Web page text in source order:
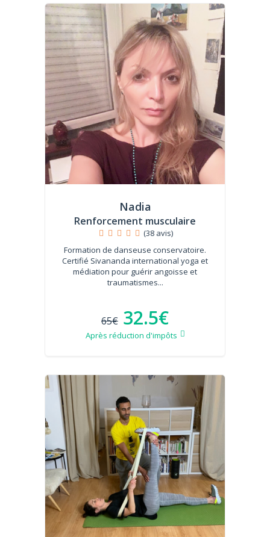
Nadia
Renforcement musculaire
(38 avis)
Formation de danseuse conservatoire.
Certifié Sivananda international yoga et
médiation pour guérir angoisse et
traumatismes...
65€ 32.5€
Après réduction d'impôts